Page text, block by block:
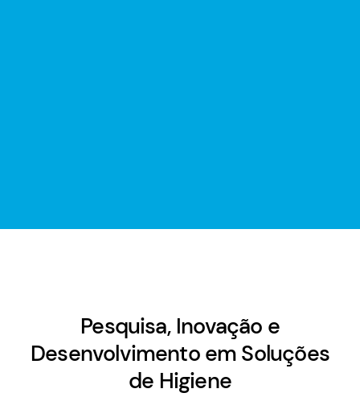
Pesquisa, Inovação e
Desenvolvimento em Soluções
de Higiene